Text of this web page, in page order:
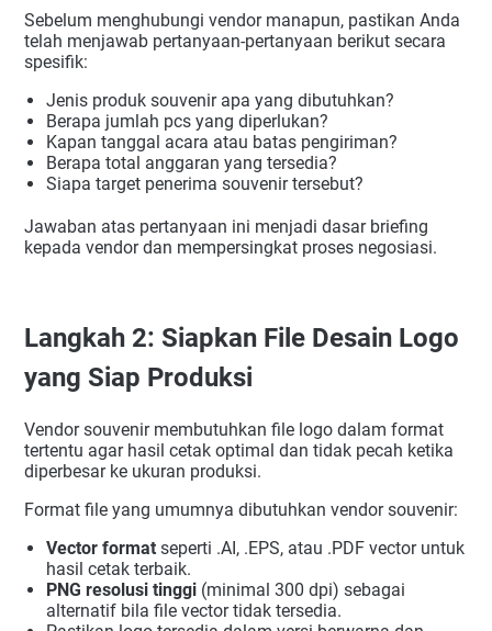
Sebelum menghubungi vendor manapun, pastikan Anda
telah menjawab pertanyaan-pertanyaan berikut secara
spesifik:
Jenis produk souvenir apa yang dibutuhkan?
Berapa jumlah pcs yang diperlukan?
Kapan tanggal acara atau batas pengiriman?
Berapa total anggaran yang tersedia?
Siapa target penerima souvenir tersebut?
Jawaban atas pertanyaan ini menjadi dasar briefing
kepada vendor dan mempersingkat proses negosiasi.
Langkah 2: Siapkan File Desain Logo
yang Siap Produksi
Vendor souvenir membutuhkan file logo dalam format
tertentu agar hasil cetak optimal dan tidak pecah ketika
diperbesar ke ukuran produksi.
Format file yang umumnya dibutuhkan vendor souvenir:
Vector format seperti .AI, .EPS, atau .PDF vector untuk
hasil cetak terbaik.
PNG resolusi tinggi (minimal 300 dpi) sebagai
alternatif bila file vector tidak tersedia.